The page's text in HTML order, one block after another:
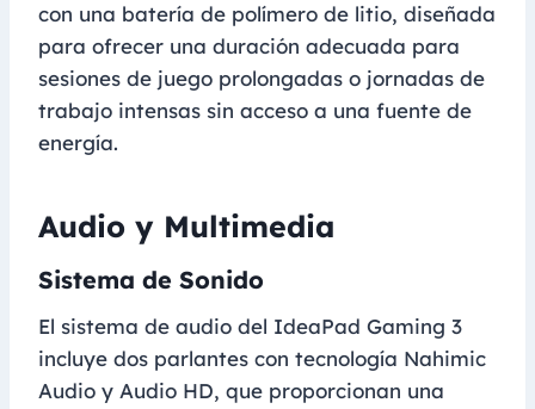
con una batería de polímero de litio, diseñada
para ofrecer una duración adecuada para
sesiones de juego prolongadas o jornadas de
trabajo intensas sin acceso a una fuente de
energía.
Audio y Multimedia
Sistema de Sonido
El sistema de audio del IdeaPad Gaming 3
incluye dos parlantes con tecnología Nahimic
Audio y Audio HD, que proporcionan una